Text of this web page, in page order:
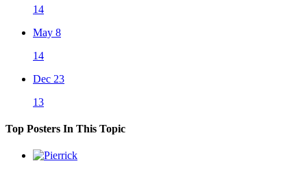
14
May 8
14
Dec 23
13
Top Posters In This Topic